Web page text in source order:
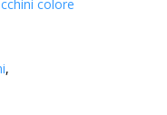
colore
,